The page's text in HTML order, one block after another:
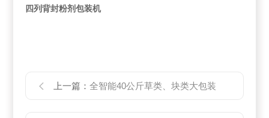
四列背封粉剂包装机
上一篇： 全智能40公斤草类、块类大包装